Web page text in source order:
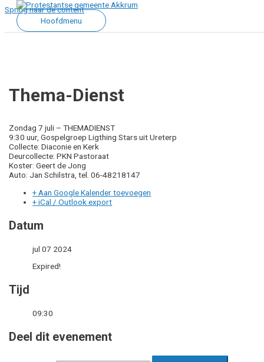
Spring naar de content
Hoofdmenu
Thema-Dienst
Zondag 7 juli – THEMADIENST
9:30 uur, Gospelgroep Ligthing Stars uit Ureterp
Collecte: Diaconie en Kerk
Deurcollecte: PKN Pastoraat
Koster: Geert de Jong
Auto: Jan Schilstra, tel. 06-48218147
+ Aan Google Kalender toevoegen
+ iCal / Outlook export
Datum
jul 07 2024
Expired!
Tijd
09:30
Deel dit evenement